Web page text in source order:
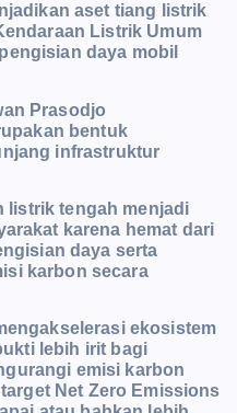
aset tiang listrik
Listrik Umum
daya mobil
Prasodjo
bentuk
infrastruktur
listrik tengah menjadi
karena hemat dari
daya serta
karbon secara
ekosistem
lebih irit bagi
emisi karbon
Net Zero Emissions